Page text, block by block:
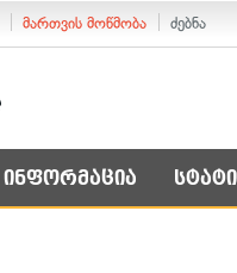
მართვის მოწმობა ძებნა
ინფორმაცია